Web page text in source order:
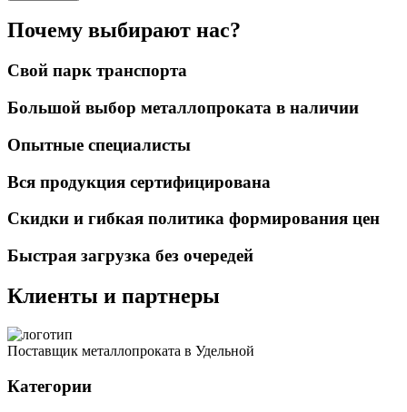
Почему выбирают нас?
Свой парк транспорта
Большой выбор металлопроката в наличии
Опытные специалисты
Вся продукция сертифицирована
Скидки и гибкая политика формирования цен
Быстрая загрузка без очередей
Клиенты и партнеры
Поставщик металлопроката в Удельной
Категории